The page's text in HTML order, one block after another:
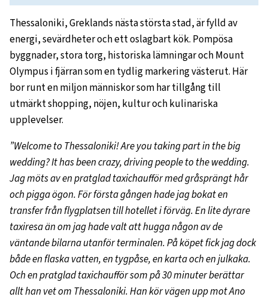
Thessaloniki, Greklands nästa största stad, är fylld av
energi, sevärdheter och ett oslagbart kök. Pompösa
byggnader, stora torg, historiska lämningar och Mount
Olympus i fjärran som en tydlig markering västerut. Här
bor runt en miljon människor som har tillgång till
utmärkt shopping, nöjen, kultur och kulinariska
upplevelser.
”Welcome to Thessaloniki! Are you taking part in the big
wedding? It has been crazy, driving people to the wedding.
Jag möts av en pratglad taxichaufför med gråsprängt hår
och pigga ögon. För första gången hade jag bokat en
transfer från flygplatsen till hotellet i förväg. En lite dyrare
taxiresa än om jag hade valt att hugga någon av de
väntande bilarna utanför terminalen. På köpet fick jag dock
både en flaska vatten, en tygpåse, en karta och en julkaka.
Och en pratglad taxichaufför som på 30 minuter berättar
allt han vet om Thessaloniki. Han kör vägen upp mot Ano